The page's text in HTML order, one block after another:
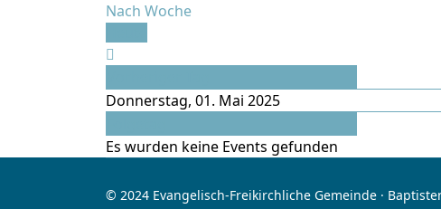
Nach Woche
Donnerstag, 01. Mai 2025
Es wurden keine Events gefunden
© 2024 Evangelisch-Freikirchliche Gemeinde ·